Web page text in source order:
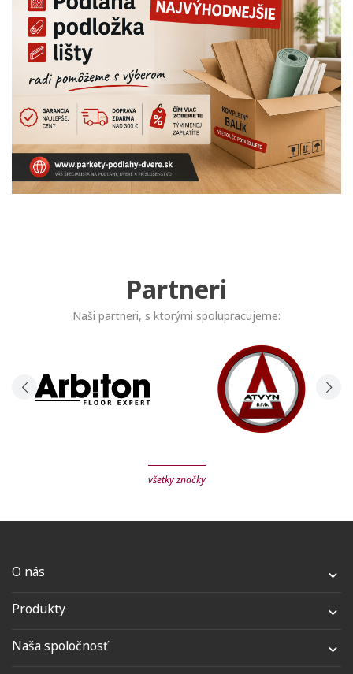
Partneri
Naši partneri, s ktorými spolupracujeme:
všetky značky
O nás 
Produkty 
Naša spoločnosť 